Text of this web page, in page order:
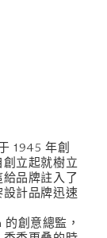
1945 年創
立起就樹立
品牌註入了
計品牌迅速
創意總監，